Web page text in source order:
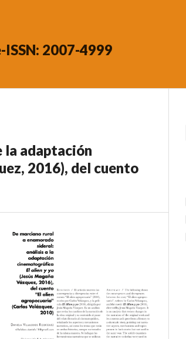
2007-4999
la adaptación
2016), del cuento